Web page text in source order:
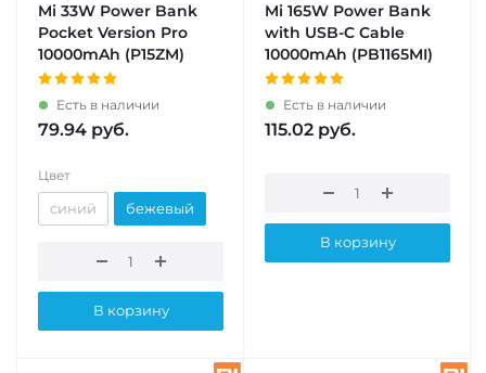
Mi 33W Power Bank
Pocket Version Pro
10000mAh (P15ZM)
Есть в наличии
79.94 руб.
Цвет
синий бежевый
В корзину
Mi 165W Power Bank
with USB-C Cable
10000mAh (PB1165MI)
Есть в наличии
115.02 руб.
В корзину